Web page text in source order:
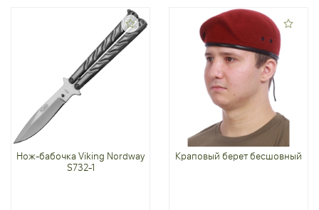
Нож-бабочка Viking Nordway
S732-1
Краповый берет бесшовный